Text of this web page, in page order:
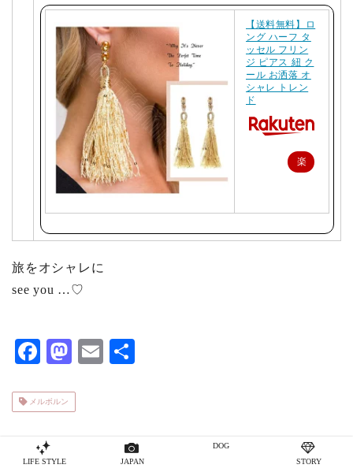
【送料無料】ロ
ング ハーフ タ
ッセル フリン
ジ ピアス 紐 ク
ール お洒落 オ
シャレ トレン
ド
楽
旅をオシャレに
see you …♡
F
eb
o
M
to
E
メルボルン
ABOUT ME
LIFE STYLE JAPAN
DOG
STORY